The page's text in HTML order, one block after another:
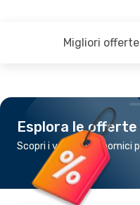
Migliori offerte
Esplora le
Scopri i voli più economici